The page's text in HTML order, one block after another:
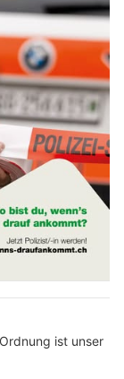
ist unser